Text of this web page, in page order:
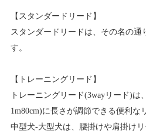
【スタンダードリード】
スタンダードリードは、その名の通
す。
【トレーニングリード】
トレーニングリード(3wayリード)は
1m80cm)に長さが調節できる便利な
中型犬-大型犬は、腰掛けや肩掛け